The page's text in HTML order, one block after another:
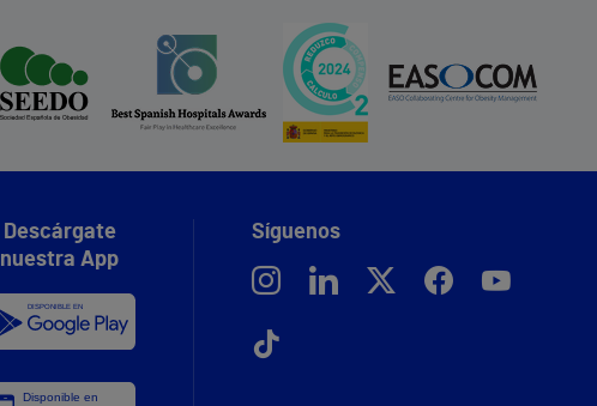
Descárgate
nuestra App
Síguenos